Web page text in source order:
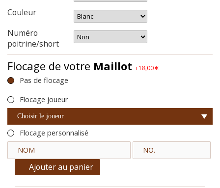
Couleur
Numéro
poitrine/short
Flocage de votre Maillot +18,00 €
Pas de flocage
Flocage joueur
Choisir le joueur
Flocage personnalisé
Ajouter au panier